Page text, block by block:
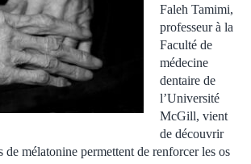
Faleh Tamimi,
professeur à la
Faculté de
médecine
dentaire de
l’Université
McGill, vient
de découvrir
de mélatonine permettent de renforcer les os